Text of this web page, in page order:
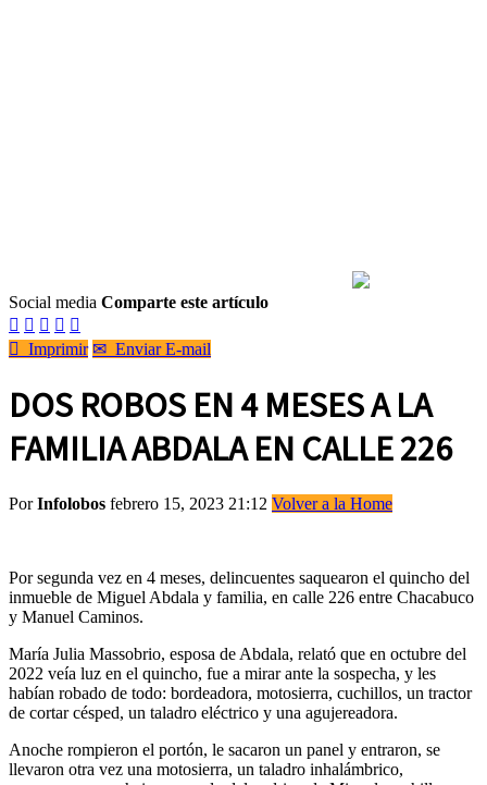
Social media Comparte este artículo
    
 Imprimir ✉ Enviar E-mail
DOS ROBOS EN 4 MESES A LA
FAMILIA ABDALA EN CALLE 226
PorInfolobos febrero 15, 2023 21:12 Volver a la Home
Por segunda vez en 4 meses, delincuentes saquearon el quincho del
inmueble de Miguel Abdala y familia, en calle 226 entre Chacabuco
y Manuel Caminos.
María Julia Massobrio, esposa de Abdala, relató que en octubre del
2022 veía luz en el quincho, fue a mirar ante la sospecha, y les
habían robado de todo: bordeadora, motosierra, cuchillos, un tractor
de cortar césped, un taladro eléctrico y una agujereadora.
Anoche rompieron el portón, le sacaron un panel y entraron, se
llevaron otra vez una motosierra, un taladro inhalámbrico,